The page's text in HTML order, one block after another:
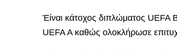
Έίναι κάτοχος διπλώματος UEFA
UEFA A καθώς ολοκλήρωσε